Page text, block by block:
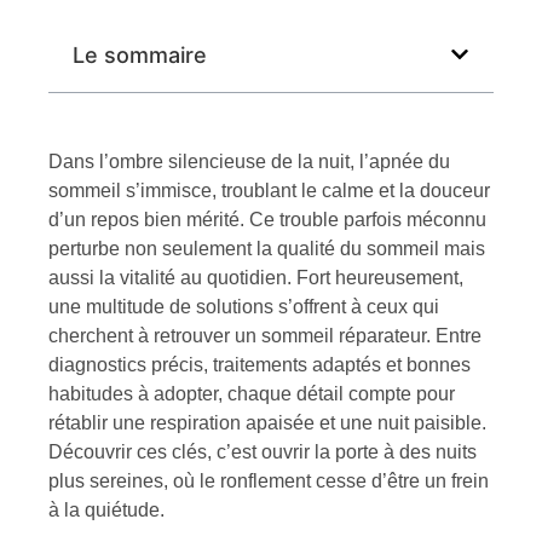
Le sommaire
Dans l’ombre silencieuse de la nuit, l’apnée du
sommeil s’immisce, troublant le calme et la douceur
d’un repos bien mérité. Ce trouble parfois méconnu
perturbe non seulement la qualité du sommeil mais
aussi la vitalité au quotidien. Fort heureusement,
une multitude de solutions s’offrent à ceux qui
cherchent à retrouver un sommeil réparateur. Entre
diagnostics précis, traitements adaptés et bonnes
habitudes à adopter, chaque détail compte pour
rétablir une respiration apaisée et une nuit paisible.
Découvrir ces clés, c’est ouvrir la porte à des nuits
plus sereines, où le ronflement cesse d’être un frein
à la quiétude.